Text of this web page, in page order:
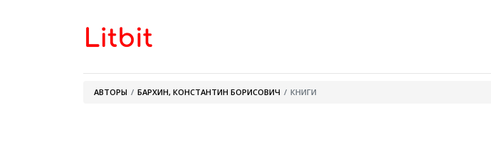
АВТОРЫ БАРХИН, КОНСТАНТИН БОРИСОВИЧ КНИГИ